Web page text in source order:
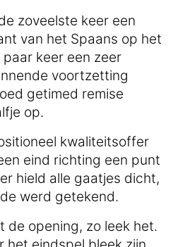
zoveelste keer een
van het Spaans op het
keer een zeer
voortzetting
getimed remise
op.
kwaliteitsoffer
eind richting een punt
hield alle gaatjes dicht,
werd getekend.
de opening, zo leek het.